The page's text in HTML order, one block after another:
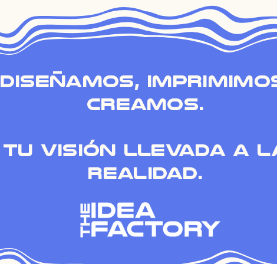
Diseñamos,
creamos.
Tu visión llevada a
realidad.